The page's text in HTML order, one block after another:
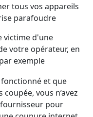
tous vos appareils
parafoudre
victime d'une
votre opérateur, en
exemple
et que
vous n’avez
pour